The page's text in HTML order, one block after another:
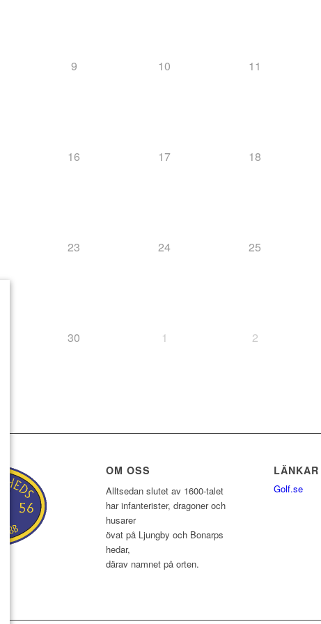
9 10 11
16 17 18
23 24 25
30 1 2
OM OSS
Alltsedan slutet av 1600-talet
har infanterister, dragoner och
husarer
övat på Ljungby och Bonarps
hedar,
därav namnet på orten.
LÄNKAR
Golf.se